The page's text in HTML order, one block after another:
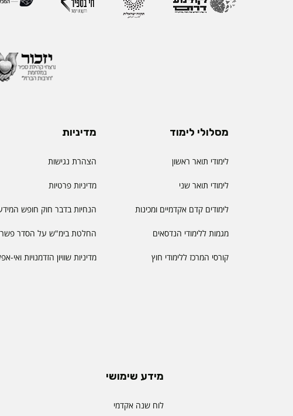
מסלולי לימוד
לימודי תואר ראשון
לימודי תואר שני
לימודים קדם אקדמיים ומכינות
מגמות ללימודי הנדסאים
קורסי המרכז ללימודי חוץ
מדיניות
הצהרת נגישות
מדיניות פרטיות
הנחיות בדבר חוק חופש
החלטת בימ"ש על הסדר פשרה
מדיניות שוויון הזדמנויות ואי-
מידע שימושי
לוח שנה אקדמי